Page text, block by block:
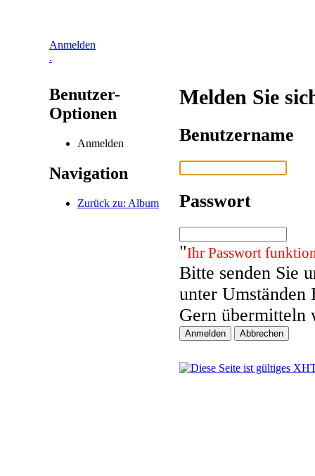
Anmelden
.
Benutzer-
Optionen
Anmelden
Navigation
Zurück zu: Album
Melden Sie
Benutzername
Passwort
"Ihr Passwort
Bitte senden Sie
unter Umständen
Gern übermitteln